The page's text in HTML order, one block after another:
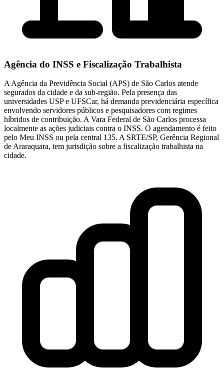
Agência do INSS e Fiscalização Trabalhista
A Agência da Previdência Social (APS) de São Carlos atende
segurados da cidade e da sub-região. Pela presença das
universidades USP e UFSCar, há demanda previdenciária específica
envolvendo servidores públicos e pesquisadores com regimes
híbridos de contribuição. A Vara Federal de São Carlos processa
localmente as ações judiciais contra o INSS. O agendamento é feito
pelo Meu INSS ou pela central 135. A SRTE/SP, Gerência Regional
de Araraquara, tem jurisdição sobre a fiscalização trabalhista na
cidade.